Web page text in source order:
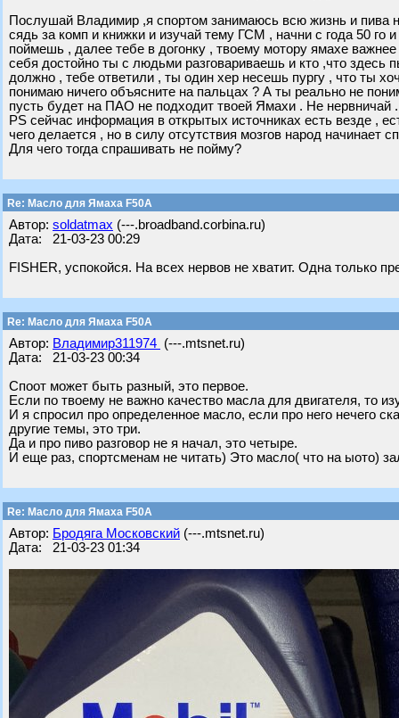
Послушай Владимир ,я спортом занимаюсь всю жизнь и пива
сядь за комп и книжки и изучай тему ГСМ , начни с года 50
поймешь , далее тебе в догонку , твоему мотору ямахе
себя достойно ты с людьми разговариваешь и кто ,что здесь
должно , тебе ответили , ты один хер несешь пургу , что ты
понимаю ничего объясните на пальцах ? А ты реально не
пусть будет на ПАО не подходит твоей Ямахи . Не нервничай .
PS сейчас информация в открытых источниках есть везде ,
чего делается , но в силу отсутствия мозгов народ начинает
Для чего тогда спрашивать не пойму?
Re: Масло для Ямаха F50A
Автор: soldatmax (---.broadband.corbina.ru)
Дата: 21-03-23 00:29
FISHER, успокойся. На всех нервов не хватит. Одна только
Re: Масло для Ямаха F50A
Автор: Владимир311974 (---.mtsnet.ru)
Дата: 21-03-23 00:34
Споот может быть разный, это первое.
Если по твоему не важно качество масла для двигателя, то
И я спросил про определенное масло, если про него нечего
другие темы, это три.
Да и про пиво разговор не я начал, это четыре.
И еще раз, спортсменам не читать) Это масло( что на ыото)
Re: Масло для Ямаха F50A
Автор: Бродяга Московский (---.mtsnet.ru)
Дата: 21-03-23 01:34